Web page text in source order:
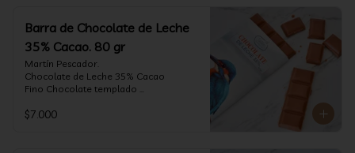
Barra de Chocolate de Leche
35% Cacao. 80 gr
Martín Pescador.
Chocolate de Leche 35% Cacao
Fino Chocolate templado
leche, notas de caramelo, especias y
$7.000